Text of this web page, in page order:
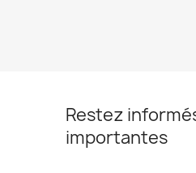
Restez
importantes